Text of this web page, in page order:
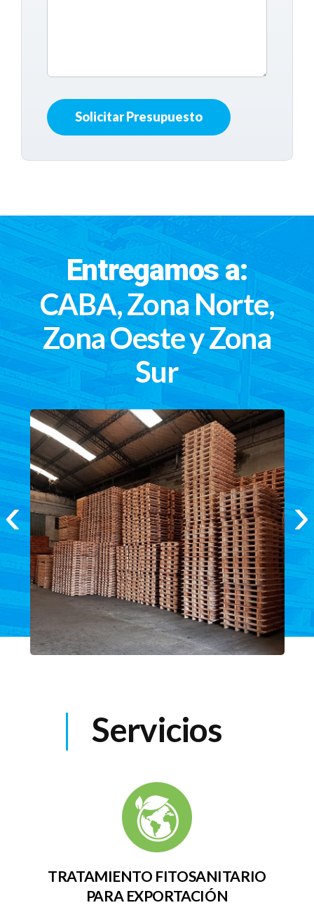
Entregamos a:
CABA, Zona Norte,
Zona Oeste y Zona
Sur
‹ ›
Servicios
TRATAMIENTO FITOSANITARIO
PARA EXPORTACIÓN